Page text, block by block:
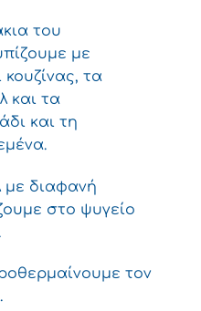
του
με
τα
και τα
και τη
με διαφανή
στο ψυγείο
τον